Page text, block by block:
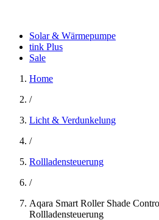
Solar & Wärmepumpe
tink Plus
Sale
Home
/
Licht & Verdunkelung
/
Rollladensteuerung
/
Aqara Smart Roller Shade
Rollladensteuerung